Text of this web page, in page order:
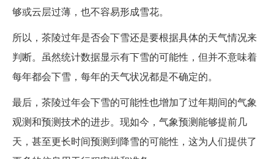
够或云层过薄，也不容易形成雪花。
所以，茶陵过年是否会下雪还是要根据具体的天气情况来
判断。虽然统计数据显示有下雪的可能性，但并不意味着
每年都会下雪，每年的天气状况都是不确定的。
最后，茶陵过年会下雪的可能性也增加了过年期间的气象
观测和预测技术的进步。现如今，气象预测能够提前几
天，甚至更长时间预测到降雪的可能性，这为人们提供了